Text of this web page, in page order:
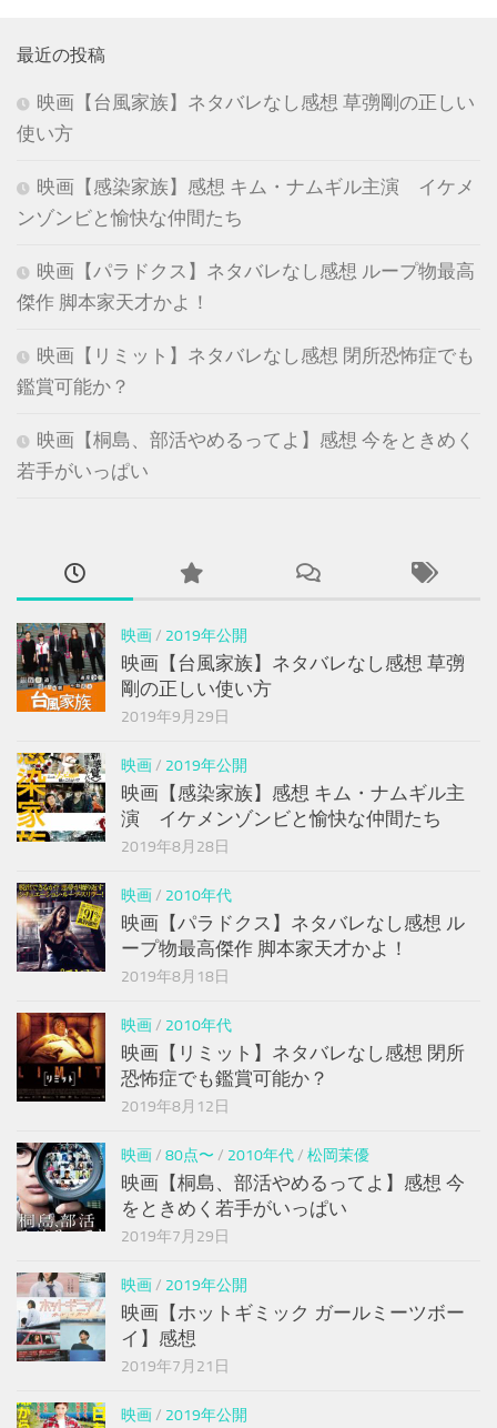
最近の投稿
映画【台風家族】ネタバレなし感想 草彅剛の正しい
使い方
映画【感染家族】感想 キム・ナムギル主演 イケメ
ンゾンビと愉快な仲間たち
映画【パラドクス】ネタバレなし感想 ループ物最高
傑作 脚本家天才かよ！
映画【リミット】ネタバレなし感想 閉所恐怖症でも
鑑賞可能か？
映画【桐島、部活やめるってよ】感想 今をときめく
若手がいっぱい
映画/ 2019年公開
映画【台風家族】ネタバレなし感想 草彅
剛の正しい使い方
2019年9月29日
映画/ 2019年公開
映画【感染家族】感想 キム・ナムギル主
演 イケメンゾンビと愉快な仲間たち
2019年8月28日
映画/ 2010年代
映画【パラドクス】ネタバレなし感想 ル
ープ物最高傑作 脚本家天才かよ！
2019年8月18日
映画/ 2010年代
映画【リミット】ネタバレなし感想 閉所
恐怖症でも鑑賞可能か？
2019年8月12日
映画/ 80点〜 / 2010年代/ 松岡茉優
映画【桐島、部活やめるってよ】感想 今
をときめく若手がいっぱい
2019年7月29日
映画/ 2019年公開
映画【ホットギミック ガールミーツボー
イ】感想
2019年7月21日
映画/ 2019年公開